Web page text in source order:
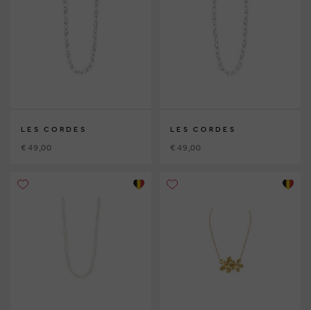
LES CORDES
€ 49,00
LES CORDES
€ 49,00